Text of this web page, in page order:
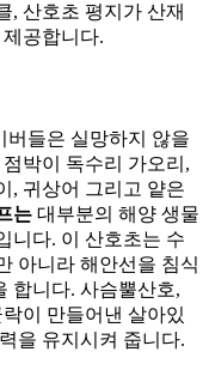
, 산호초 평지가 산재
공합니다.
버들은 실망하지 않을
박이 독수리 가오리,
, 귀상어 그리고 얕은
는 대부분의 해양 생물
니다. 이 산호초는 수
아니라 해안선을 침식
합니다. 사슴뿔산호,
이 만들어낸 살아있
을 유지시켜 줍니다.